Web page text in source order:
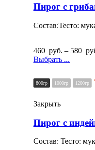
Пирог с
Состав:Тесто:
460 руб. – 580
Выбрать ...
800гр 1000гр 1200гр
Закрыть
Пирог с
Состав: Тесто: